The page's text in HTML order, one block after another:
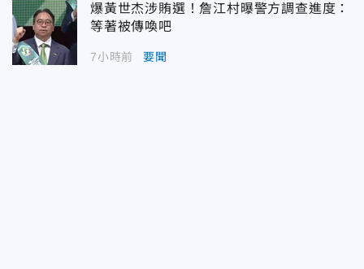
爆黃世杰涉賄選！詹江村曝警方調查進度：
等著被傳喚吧
7小時前 要聞